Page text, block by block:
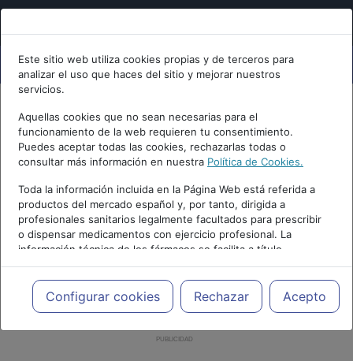
Este sitio web utiliza cookies propias y de terceros para
analizar el uso que haces del sitio y mejorar nuestros
servicios.
Aquellas cookies que no sean necesarias para el
funcionamiento de la web requieren tu consentimiento.
Puedes aceptar todas las cookies, rechazarlas todas o
consultar más información en nuestra Política de Cookies.
Toda la información incluida en la Página Web está referida a
productos del mercado español y, por tanto, dirigida a
profesionales sanitarios legalmente facultados para prescribir
o dispensar medicamentos con ejercicio profesional. La
información técnica de los fármacos se facilita a título
meramente informativo, siendo responsabilidad de los
profesionales facultados prescribir medicamentos y decidir, en
cada caso concreto, el tratamiento más adecuado a las
necesidades del paciente.
Configurar cookies Rechazar Acepto
PUBLICIDAD